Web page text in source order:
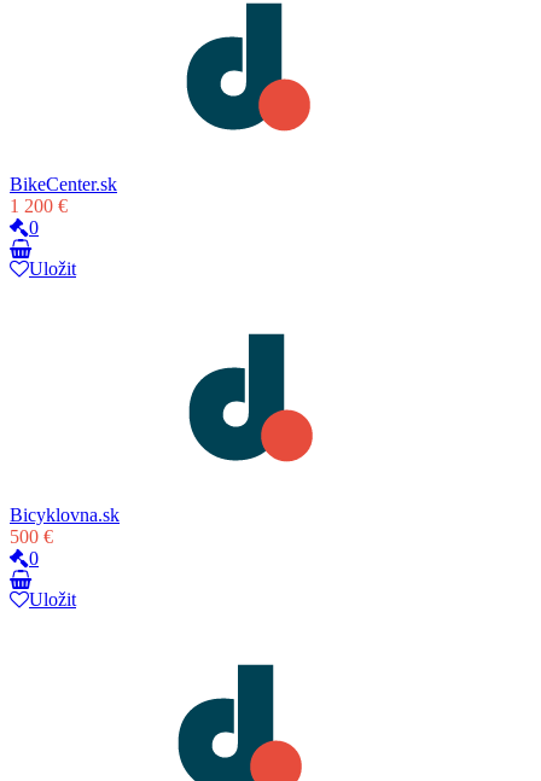
BikeCenter.sk
1 200 €
0
Uložit
Bicyklovna.sk
500 €
0
Uložit